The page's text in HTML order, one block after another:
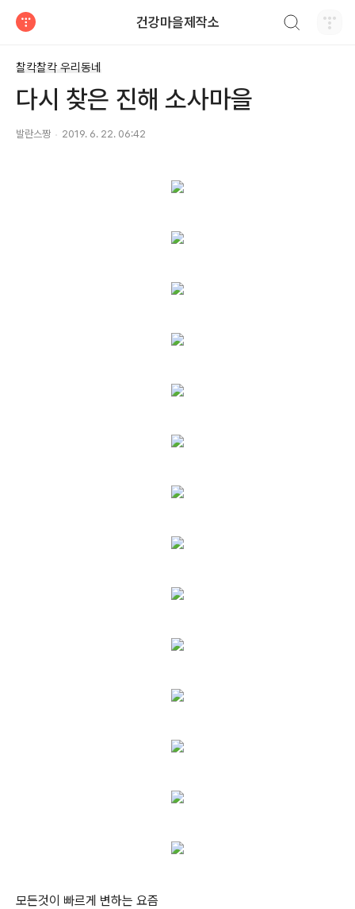
건강마을제작소
찰칵찰칵 우리동네
다시 찾은 진해 소사마을
발란스짱 2019. 6. 22. 06:42
모든것이 빠르게 변하는 요즘